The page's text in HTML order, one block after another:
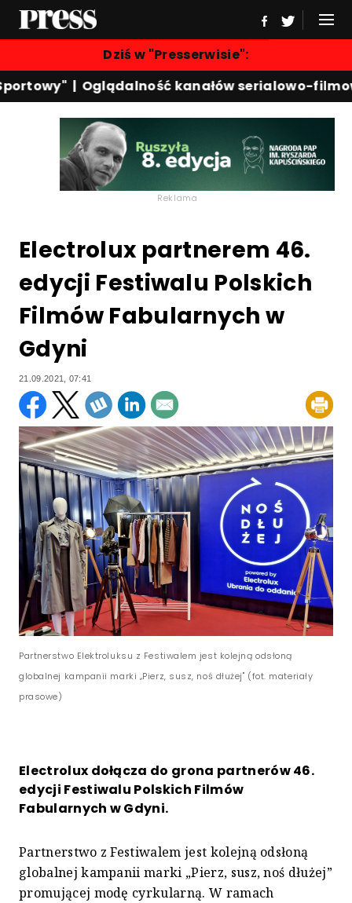
Dziś w "Presserwisie":
|Oglądalność kanałów serialowo-
Reklama
Electrolux partnerem 46.
edycji Festiwalu Polskich
Filmów Fabularnych w
Gdyni
21.09.2021, 07:41
Partnerstwo Elektroluksu z Festiwalem jest kolejną odsłoną
globalnej kampanii marki „Pierz, susz, noś dłużej" (fot. materiały
prasowe)
Electrolux dołącza do grona partnerów 46.
edycji Festiwalu Polskich Filmów
Fabularnych w Gdyni.
Partnerstwo z Festiwalem jest kolejną odsłoną
globalnej kampanii marki „Pierz, susz, noś dłużej”
promującej modę cyrkularną. W ramach